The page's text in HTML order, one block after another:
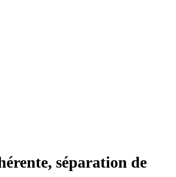
séparation de